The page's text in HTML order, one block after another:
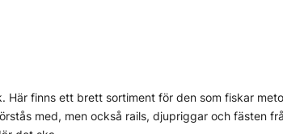
finns ett brett sortiment för den som fiskar
med, men också rails, djupriggar och fästen